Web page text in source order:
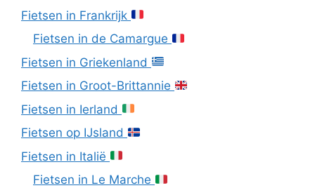
Fietsen in Frankrijk
Fietsen in de Camargue
Fietsen in Griekenland
Fietsen in Groot-Brittannie
Fietsen in Ierland
Fietsen op IJsland
Fietsen in Italië
Fietsen in Le Marche